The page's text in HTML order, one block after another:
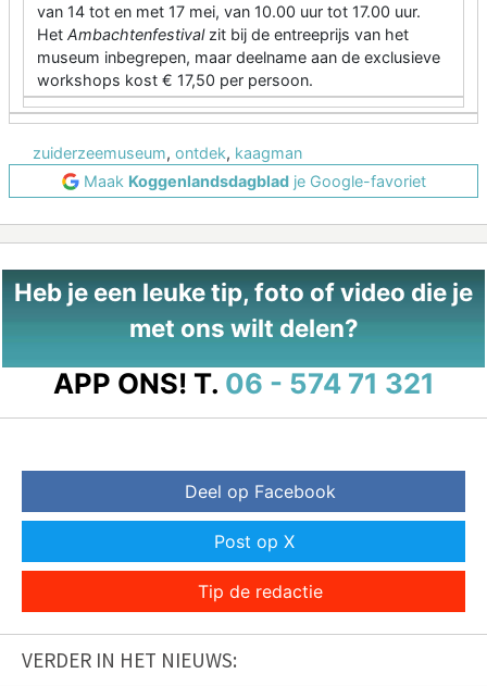
van 14 tot en met 17 mei, van 10.00 uur tot 17.00 uur.
Het Ambachtenfestival zit bij de entreeprijs van het
museum inbegrepen, maar deelname aan de exclusieve
workshops kost € 17,50 per persoon.
zuiderzeemuseum, ontdek, kaagman
Maak Koggenlandsdagbladje Google-favoriet
Heb je een leuke tip, foto of video die je
met ons wilt delen?
APP ONS! T. 06 - 574 71 321
Deel op Facebook
Post op X
Tip de redactie
VERDER IN HET NIEUWS: